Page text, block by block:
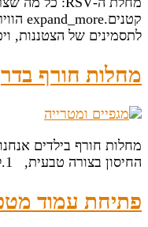
לתסמינים של הצטננות,
מחלות חורף
מחלות חורף בילדים
החיסון בצורה טבעית, 1.להוריד מהתזונה מוצרי חלב-הם מייצרים לחות ודלקת. 2.במידה ויש שיעול- תנו סירופ טבעי על בסיס סמבוק או צמחים(יש הרבה אפשרויות) 3.אם […]
פתיחת עמוד